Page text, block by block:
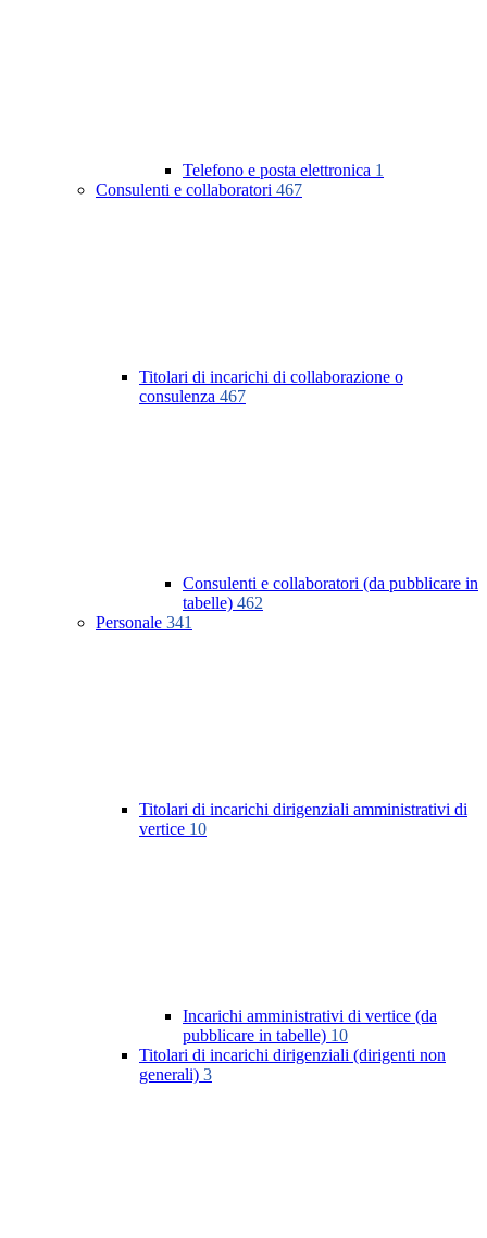
Telefono e posta elettronica 1
Consulenti e collaboratori 467
Titolari di incarichi di collaborazione o
consulenza 467
Consulenti e collaboratori (da pubblicare in
tabelle) 462
Personale 341
Titolari di incarichi dirigenziali amministrativi di
vertice 10
Incarichi amministrativi di vertice (da
pubblicare in tabelle) 10
Titolari di incarichi dirigenziali (dirigenti non
generali) 3